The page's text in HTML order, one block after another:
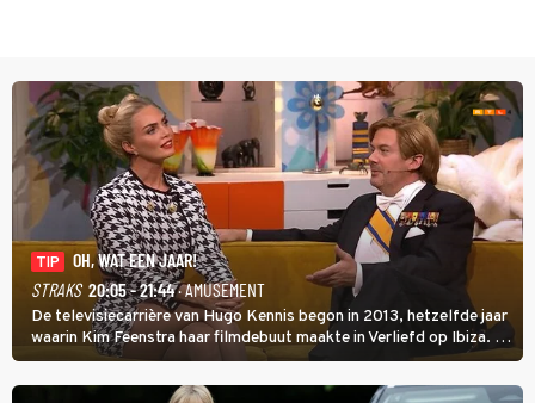
TIP
OH, WAT EEN JAAR!
STRAKS 20:05 - 21:44· AMUSEMENT
De televisiecarrière van Hugo Kennis begon in 2013, hetzelfde jaar
waarin Kim Feenstra haar filmdebuut maakte in Verliefd op Ibiza. In
Oh, Wat een Jaar! wordt duidelijk wat ze nog meer weten van het
jaar waarin ze allebei eindtwintigers waren.